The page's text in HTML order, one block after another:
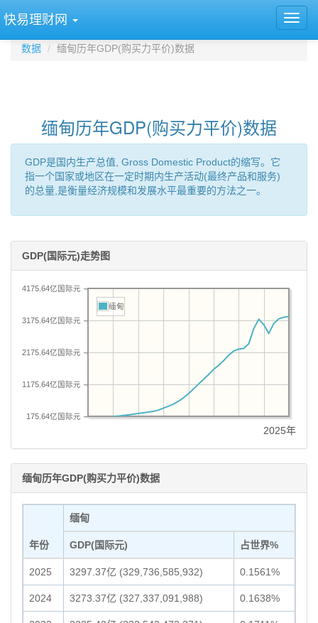
快易理财网
数据 缅甸历年GDP(购买力平价)数据
缅甸历年GDP(购买力平价)数据
GDP是国内生产总值, Gross Domestic Product的缩写。它
指一个国家或地区在一定时期内生产活动(最终产品和服务)
的总量,是衡量经济规模和发展水平最重要的方法之一。
GDP(国际元)走势图
175.64亿国际元
1175.64亿国际元
2175.64亿国际元
3175.64亿国际元
4175.64亿国际元
缅甸
2025年
缅甸历年GDP(购买力平价)数据
年份
缅甸
GDP(国际元) 占世界%
2025 3297.37亿 (329,736,585,932) 0.1561%
2024 3273.37亿 (327,337,091,988) 0.1638%